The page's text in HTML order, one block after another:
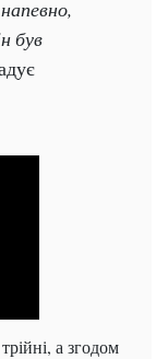
був
а згодом